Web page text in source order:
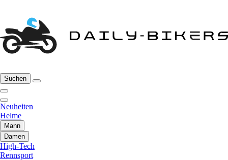
Suchen
Neuheiten
Helme
Mann
Damen
High-Tech
Rennsport